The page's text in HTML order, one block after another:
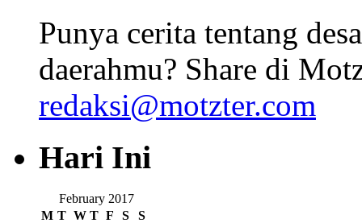
Punya cerita tentang
daerahmu? Share di
redaksi@motzter.com
Hari Ini
February 2017
M T W T F S S